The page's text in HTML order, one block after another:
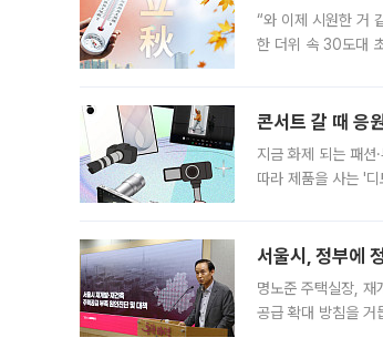
“와 이제 시원한 거
한 더위 속 30도대
콘서트 갈 때 응
지금 화제 되는 패션
따라 제품을 사는 '
서울시, 정부에
명노준 주택실장, 재
공급 확대 방침을 거